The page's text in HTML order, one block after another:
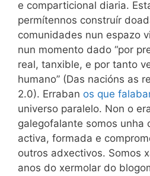
e comparticional diaria.
permítennos construír
comunidades nun espazo
nun momento dado “por
real, tanxible, e por tanto
humano” (Das nacións as
2.0). Erraban os que
universo paralelo. Non o
galegofalante somos unha
activa, formada e
outros adxectivos. Somos
anos do xermolar do